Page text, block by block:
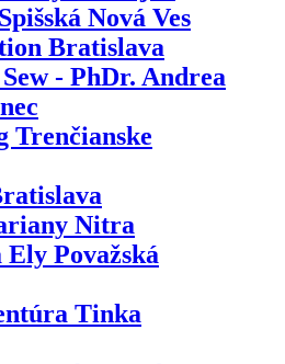
Nová Ves
Bratislava
- PhDr. Andrea
Trenčianske
Nitra
Považská
Tinka